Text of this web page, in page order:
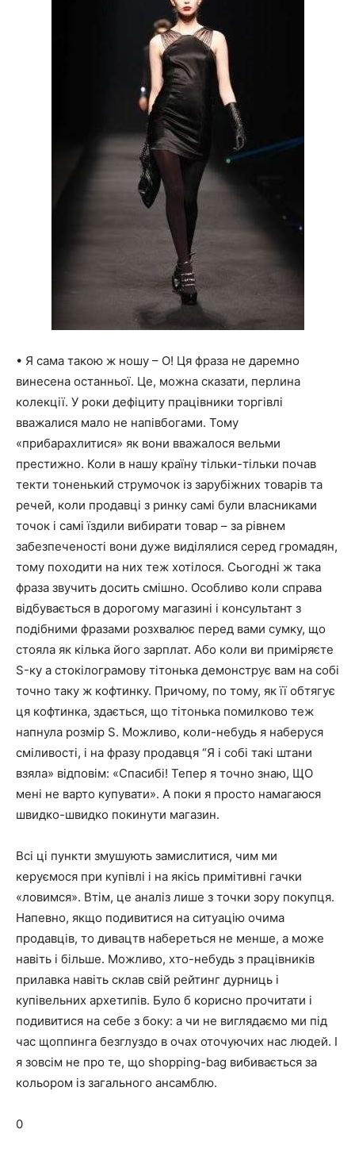
• Я сама такою ж ношу – О! Ця фраза не даремно
винесена останньої. Це, можна сказати, перлина
колекції. У роки дефіциту працівники торгівлі
вважалися мало не напівбогами. Тому
«прибарахлитися» як вони вважалося вельми
престижно. Коли в нашу країну тільки-тільки почав
текти тоненький струмочок із зарубіжних товарів та
речей, коли продавці з ринку самі були власниками
точок і самі їздили вибирати товар – за рівнем
забезпеченості вони дуже виділялися серед громадян,
тому походити на них теж хотілося. Сьогодні ж така
фраза звучить досить смішно. Особливо коли справа
відбувається в дорогому магазині і консультант з
подібними фразами розхвалює перед вами сумку, що
стояла як кілька його зарплат. Або коли ви приміряєте
S-ку а стокілограмову тітонька демонструє вам на собі
точно таку ж кофтинку. Причому, по тому, як її обтягує
ця кофтинка, здається, що тітонька помилково теж
напнула розмір S. Можливо, коли-небудь я наберуся
сміливості, і на фразу продавця “Я і собі такі штани
взяла» відповім: «Спасибі! Тепер я точно знаю, ЩО
мені не варто купувати». А поки я просто намагаюся
швидко-швидко покинути магазин.
Всі ці пункти змушують замислитися, чим ми
керуємося при купівлі і на якісь примітивні гачки
«ловимся». Втім, це аналіз лише з точки зору покупця.
Напевно, якщо подивитися на ситуацію очима
продавців, то дивацтв набереться не менше, а може
навіть і більше. Можливо, хто-небудь з працівників
прилавка навіть склав свій рейтинг дурниць і
купівельних архетипів. Було б корисно прочитати і
подивитися на себе з боку: а чи не виглядаємо ми під
час щоппинга безглуздо в очах оточуючих нас людей. І
я зовсім не про те, що shopping-bag вибивається за
кольором із загального ансамблю.
0